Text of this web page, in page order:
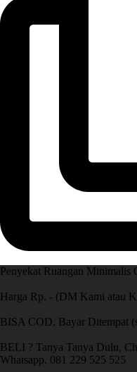
Penyekat Ruangan Minimalis
Harga Rp. - (DM Kami atau
BISA COD, Bayar Ditempat
BELI ? Tanya Tanya Dulu,
Whatsapp. 081 229 525 525